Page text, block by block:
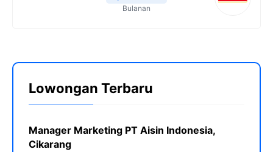
Bulanan
Lowongan Terbaru
Manager Marketing PT Aisin Indonesia,
Cikarang